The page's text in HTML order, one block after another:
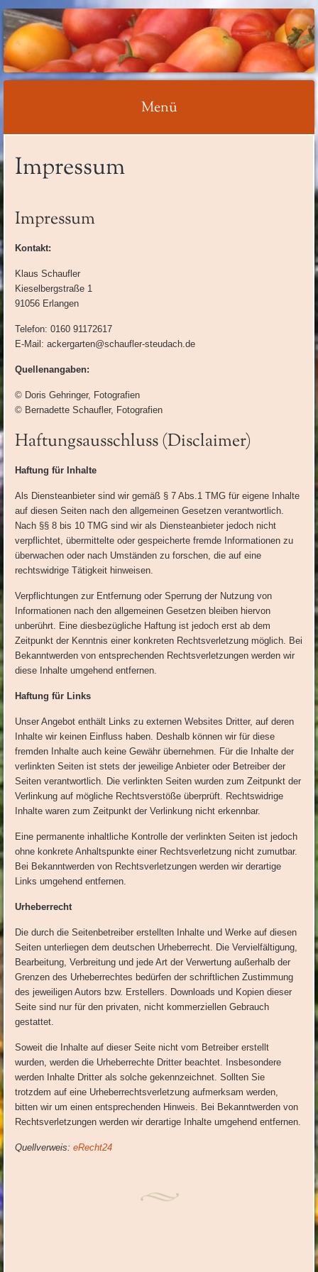
ACKERGARTEN
(SCHAUFLER-
STEUDACH)
Menü
zum
Impressum
Impressum
Kontakt:
Klaus Schaufler
Kieselbergstraße 1
91056 Erlangen
Telefon: 0160 91172617
E-Mail: ackergarten@schaufler-steudach.de
Quellenangaben:
© Doris Gehringer, Fotografien
© Bernadette Schaufler, Fotografien
Haftungsausschluss (Disclaimer)
Haftung für Inhalte
Als Diensteanbieter sind wir gemäß § 7 Abs.1 TMG für eigene Inhalte
auf diesen Seiten nach den allgemeinen Gesetzen verantwortlich.
Nach §§ 8 bis 10 TMG sind wir als Diensteanbieter jedoch nicht
verpflichtet, übermittelte oder gespeicherte fremde Informationen zu
überwachen oder nach Umständen zu forschen, die auf eine
rechtswidrige Tätigkeit hinweisen.
Verpflichtungen zur Entfernung oder Sperrung der Nutzung von
Informationen nach den allgemeinen Gesetzen bleiben hiervon
unberührt. Eine diesbezügliche Haftung ist jedoch erst ab dem
Zeitpunkt der Kenntnis einer konkreten Rechtsverletzung möglich. Bei
Bekanntwerden von entsprechenden Rechtsverletzungen werden wir
diese Inhalte umgehend entfernen.
Haftung für Links
Unser Angebot enthält Links zu externen Websites Dritter, auf deren
Inhalte wir keinen Einfluss haben. Deshalb können wir für diese
fremden Inhalte auch keine Gewähr übernehmen. Für die Inhalte der
verlinkten Seiten ist stets der jeweilige Anbieter oder Betreiber der
Seiten verantwortlich. Die verlinkten Seiten wurden zum Zeitpunkt der
Verlinkung auf mögliche Rechtsverstöße überprüft. Rechtswidrige
Inhalte waren zum Zeitpunkt der Verlinkung nicht erkennbar.
Eine permanente inhaltliche Kontrolle der verlinkten Seiten ist jedoch
ohne konkrete Anhaltspunkte einer Rechtsverletzung nicht zumutbar.
Bei Bekanntwerden von Rechtsverletzungen werden wir derartige
Links umgehend entfernen.
Urheberrecht
Die durch die Seitenbetreiber erstellten Inhalte und Werke auf diesen
Seiten unterliegen dem deutschen Urheberrecht. Die Vervielfältigung,
Bearbeitung, Verbreitung und jede Art der Verwertung außerhalb der
Grenzen des Urheberrechtes bedürfen der schriftlichen Zustimmung
des jeweiligen Autors bzw. Erstellers. Downloads und Kopien dieser
Seite sind nur für den privaten, nicht kommerziellen Gebrauch
gestattet.
Soweit die Inhalte auf dieser Seite nicht vom Betreiber erstellt
wurden, werden die Urheberrechte Dritter beachtet. Insbesondere
werden Inhalte Dritter als solche gekennzeichnet. Sollten Sie
trotzdem auf eine Urheberrechtsverletzung aufmerksam werden,
bitten wir um einen entsprechenden Hinweis. Bei Bekanntwerden von
Rechtsverletzungen werden wir derartige Inhalte umgehend entfernen.
Quellverweis:eRecht24